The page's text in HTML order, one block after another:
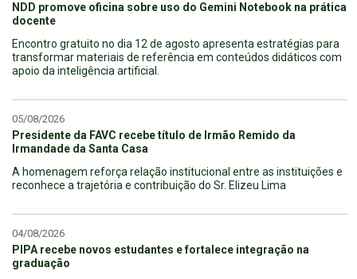
NDD promove oficina sobre uso do Gemini Notebook na prática
docente
Encontro gratuito no dia 12 de agosto apresenta estratégias para
transformar materiais de referência em conteúdos didáticos com
apoio da inteligência artificial.
05/08/2026
Presidente da FAVC recebe título de Irmão Remido da
Irmandade da Santa Casa
A homenagem reforça relação institucional entre as instituições e
reconhece a trajetória e contribuição do Sr. Elizeu Lima
04/08/2026
PIPA recebe novos estudantes e fortalece integração na
graduação